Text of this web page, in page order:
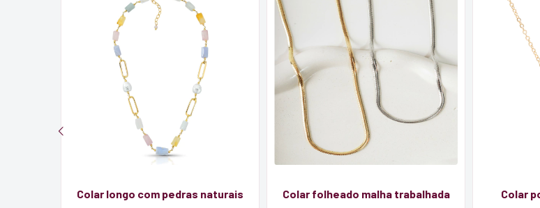
Colar longo com pedras naturais Colar folheado malha trabalhada Colar